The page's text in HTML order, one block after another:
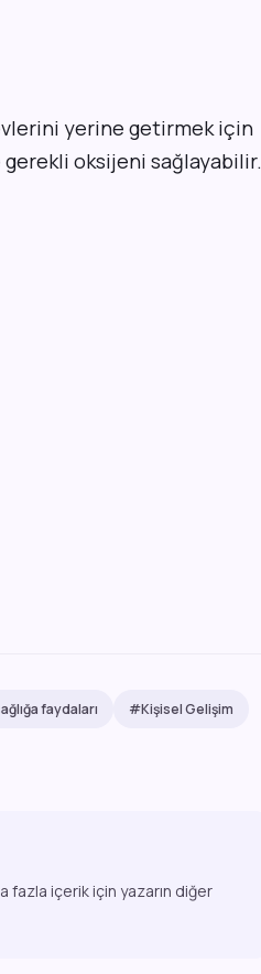
yerine getirmek için
oksijeni sağlayabilir.
faydaları #Kişisel Gelişim
fazla içerik için yazarın diğer